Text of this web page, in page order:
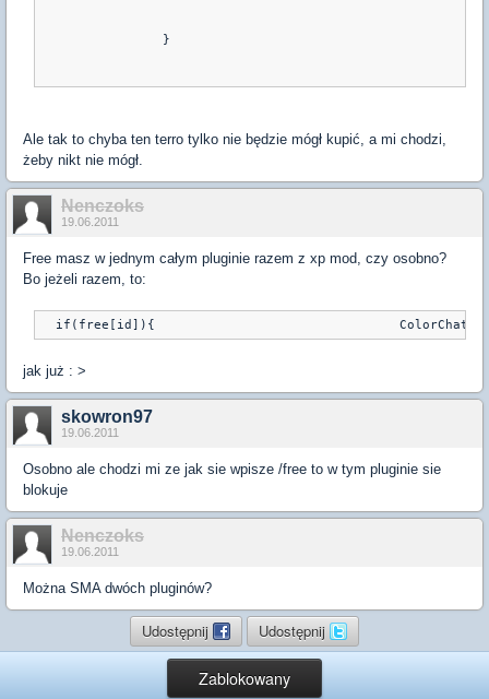
		}
Ale tak to chyba ten terro tylko nie będzie mógł kupić, a mi chodzi,
żeby nikt nie mógł.
Nenczoks
19.06.2011
Free masz w jednym całym pluginie razem z xp mod, czy osobno?
Bo jeżeli razem, to:
jak już : >
skowron97
19.06.2011
Osobno ale chodzi mi ze jak sie wpisze /free to w tym pluginie sie
blokuje
Nenczoks
19.06.2011
Można SMA dwóch pluginów?
Udostępnij Udostępnij
Zablokowany